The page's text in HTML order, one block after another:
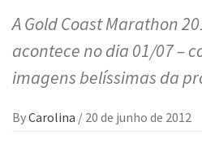
A Gold Coast Marathon
acontece no dia 01/07 –
imagens belíssimas da
ByCarolina / 20 de junho de 2012